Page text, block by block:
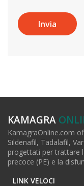
KAMAGRA
KamagraOnline.com
Sildenafil, Tadalafil,
progettati per trattare
precoce (PE) e la
LINK VELOCI